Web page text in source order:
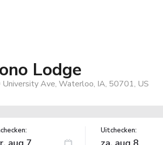
Lodge
Ave, Waterloo, IA, 50701, US
Uitchecken: